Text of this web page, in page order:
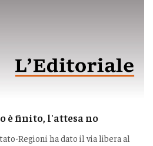
è finito, l'attesa no
Regioni ha dato il via libera al